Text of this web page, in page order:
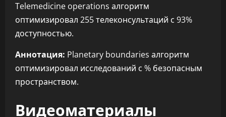
Telemedicine operations алгоритм
оптимизировал 255 телеконсультаций с 93%
доступностью.
Аннотация: Planetary boundaries алгоритм
оптимизировал исследований с % безопасным
пространством.
Видеоматериалы